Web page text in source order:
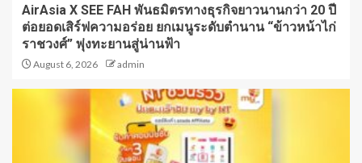
AirAsia X SEE FAH พันธมิตรทางธุรกิจยาวนานกว่า 20 ปี
ต่อยอดเสิร์ฟความอร่อย ยกเมนูระดับตำนาน “ข้าวหน้าไก่
ราชวงศ์” พุ่งทะยานสู่น่านฟ้า
August 6, 2026 admin